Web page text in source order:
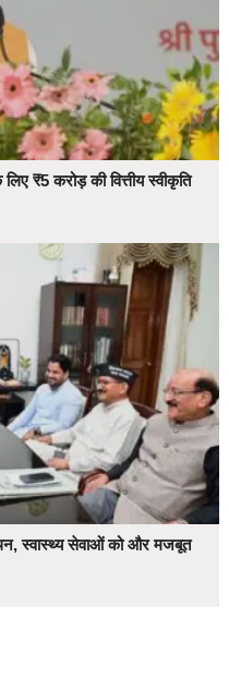
₹5 करोड़ की वित्तीय स्वीकृति
स्वास्थ्य सेवाओं को और मजबूत